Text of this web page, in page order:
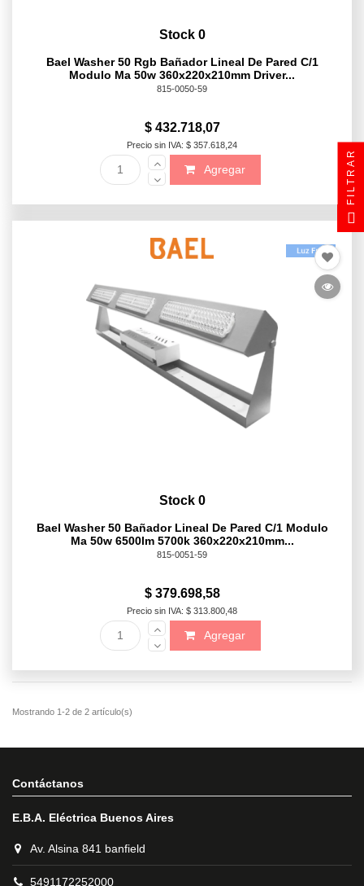
Stock 0
Bael Washer 50 Rgb Bañador Lineal De Pared C/1
Modulo Ma 50w 360x220x210mm Driver...
815-0050-59
$ 432.718,07
Precio sin IVA: $ 357.618,24
Agregar
Stock 0
Bael Washer 50 Bañador Lineal De Pared C/1 Modulo
Ma 50w 6500lm 5700k 360x220x210mm...
815-0051-59
$ 379.698,58
Precio sin IVA: $ 313.800,48
Agregar
Contáctanos
E.B.A. Eléctrica Buenos Aires
Av. Alsina 841 banfield
5491172252000
FILTRAR